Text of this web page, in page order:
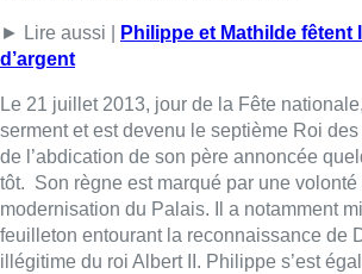
► Lire aussi |
Philippe et Mathilde fêtent
d’argent
Le 21 juillet 2013, jour de la Fête
serment et est devenu le septième Roi
de l’abdication de son père annoncée
tôt. Son règne est marqué par une volonté
modernisation du Palais. Il a notamment
feuilleton entourant la reconnaissance de
illégitime du roi Albert II. Philippe s’est